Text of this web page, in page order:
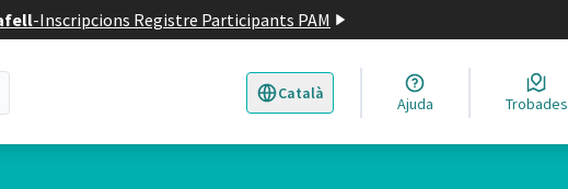
-Inscripcions Registre Participants PAM
Català
Triar la llengua Elegir el idioma
Ajuda Trobades